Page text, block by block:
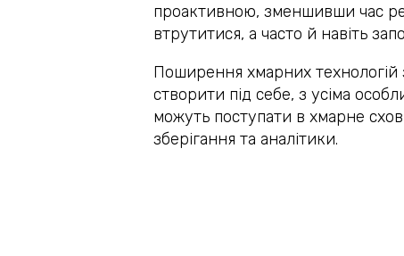
проактивною, зменшивши час
втрутитися, а часто й навіть
Поширення хмарних
створити під себе, з усіма
можуть поступати в хмарне
зберігання та аналітики.